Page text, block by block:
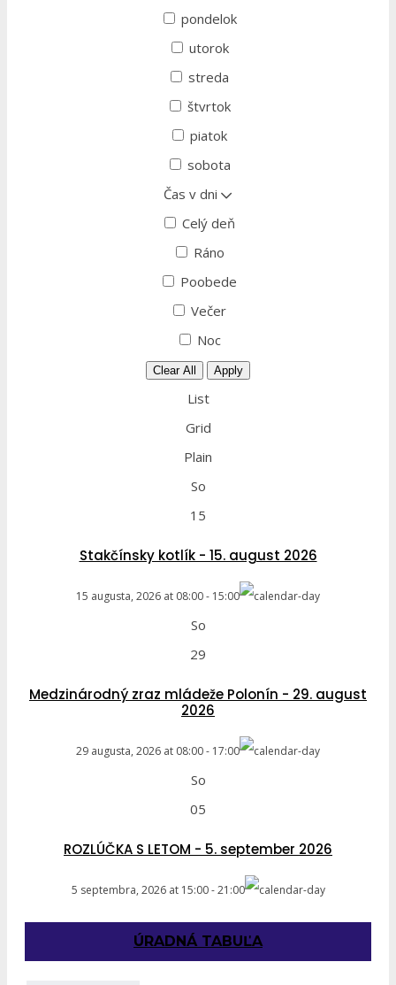
pondelok
utorok
streda
štvrtok
piatok
sobota
Čas v dni
Celý deň
Ráno
Poobede
Večer
Noc
Clear All Apply
List
Grid
Plain
So
15
Stakčínsky kotlík - 15. august 2026
15 augusta, 2026 at 08:00- 15:00
So
29
Medzinárodný zraz mládeže Polonín - 29. august
2026
29 augusta, 2026 at 08:00- 17:00
So
05
ROZLÚČKA S LETOM - 5. september 2026
5 septembra, 2026 at 15:00-21:00
ÚRADNÁ TABUĽA